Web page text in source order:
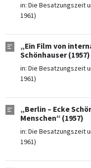
in: Die Besatzungszeit
1961)
„Ein Film von
Schönhauser (1957)
in: Die Besatzungszeit
1961)
„Berlin – Ecke
Menschen“ (1957)
in: Die Besatzungszeit
1961)